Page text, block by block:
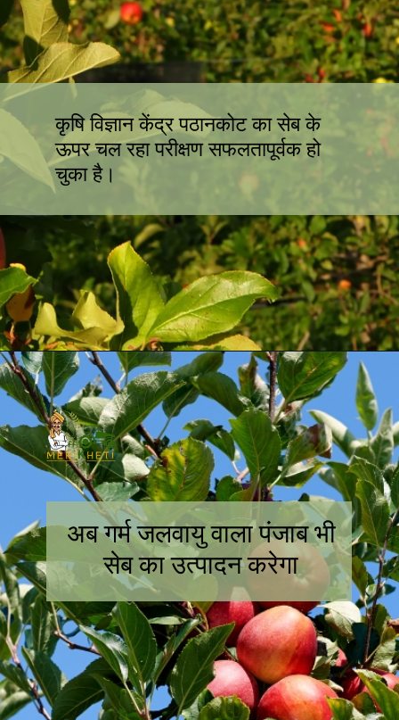
कृषि विज्ञान केंद्र पठानकोट का सेब के
ऊपर चल रहा परीक्षण सफलतापूर्वक हो
चुका है।
अब गर्म जलवायु वाला पंजाब भी
सेब का उत्पादन करेगा